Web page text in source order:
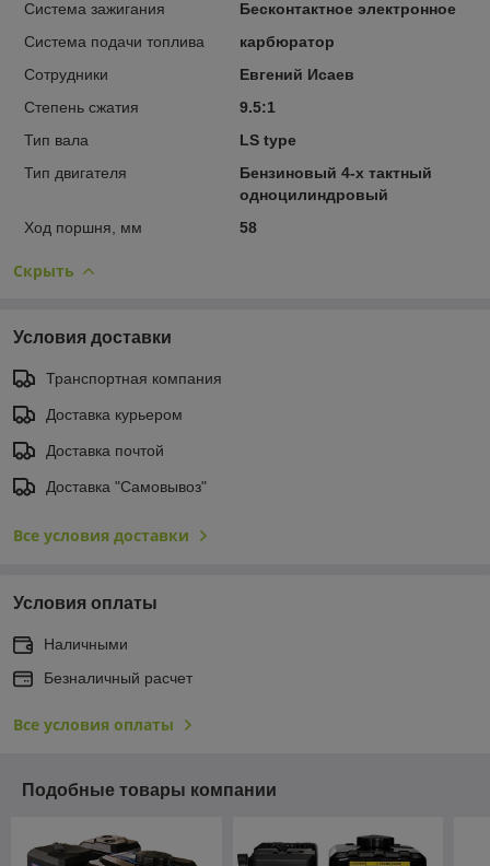
Система зажигания
Бесконтактное электронное
Система подачи топлива
карбюратор
Сотрудники
Евгений Исаев
Степень сжатия
9.5:1
Тип вала
LS type
Тип двигателя
Бензиновый 4-х тактный
одноцилиндровый
Ход поршня, мм
58
Скрыть
Условия доставки
Транспортная компания
Доставка курьером
Доставка почтой
Доставка "Самовывоз"
Все условия доставки
Условия оплаты
Наличными
Безналичный расчет
Все условия оплаты
Подобные товары компании